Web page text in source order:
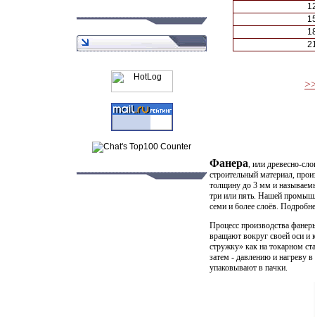
Фанера, или древесно-
строительный материал,
толщину до 3 мм и
три или пять. Нашей
семи и более слоёв.
Процесс производства
вращают вокруг своей оси
стружку» как на токарном
затем - давлению и нагреву
упаковывают в пачки.